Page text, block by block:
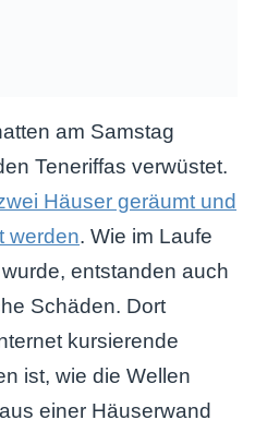
am Samstag
Teneriffas verwüstet.
Häuser geräumt und
werden. Wie im Laufe
entstanden auch
Schäden. Dort
kursierende
ist, wie die Wellen
einer Häuserwand